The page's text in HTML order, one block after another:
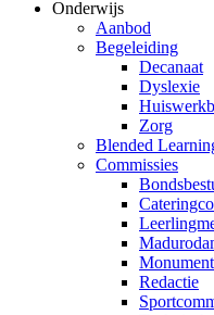
Onderwijs
Aanbod
Begeleiding
Decanaat
Dyslexie
Zorg
Blended
Commissies
Redactie